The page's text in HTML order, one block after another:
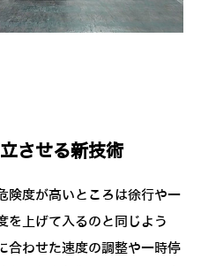
させる新技術
険度が高いところは徐行や一
を上げて入るのと同じよう
合わせた速度の調整や一時停